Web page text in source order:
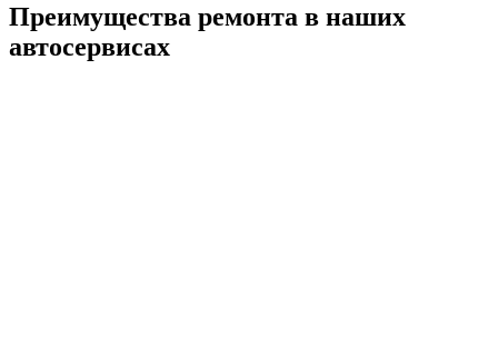
Преимущества ремонта в наших
автосервисах